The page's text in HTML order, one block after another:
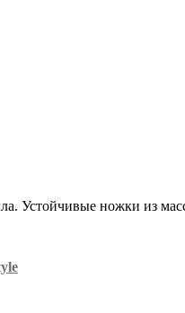
Устойчивые ножки из